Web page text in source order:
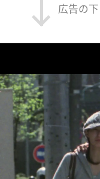
広告の